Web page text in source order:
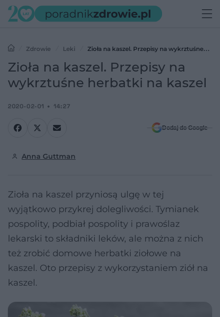
Zdrowie Leki
Zioła na kaszel. Przepisy na wykrztuśne
herbatki na kaszel
Zioła na kaszel. Przepisy na
wykrztuśne herbatki na kaszel
2020-02-01 14:27
Dodaj do Google
Anna Guttman
Zioła na kaszel przyniosą ulgę w tej
wyjątkowo przykrej dolegliwości. Tymianek
pospolity, podbiał pospolity i prawoślaz
lekarski to składniki leków, ale można z nich
też zrobić domowe herbatki ziołowe na
kaszel. Oto przepisy z wykorzystaniem ziół na
kaszel.